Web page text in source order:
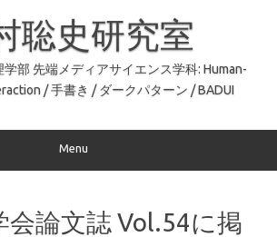
聡史研究室
部 先端メディアサイエンス学科: Human-
/ 手書き / ダークパターン / BADUI
Menu
会論文誌 Vol.54に掲